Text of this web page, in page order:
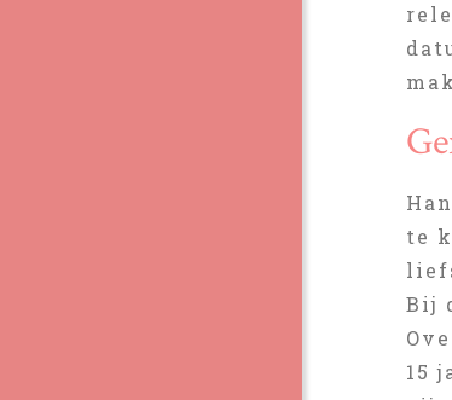
te
Bij
15